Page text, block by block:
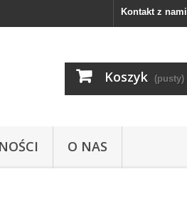
Kontakt z nami
Koszyk (pusty)
O NAS